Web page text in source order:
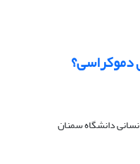
دانشگاه سمنان